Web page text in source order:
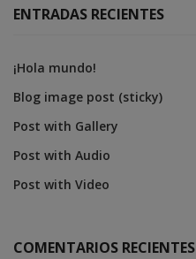
ENTRADAS RECIENTES
¡Hola mundo!
Blog image post (sticky)
Post with Gallery
Post with Audio
Post with Video
COMENTARIOS RECIENTES